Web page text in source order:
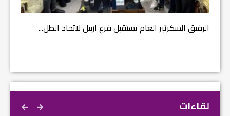
الرفيق السكرتير العام يستقبل فرع اربيل لاتحاد الطل...
لقاءات